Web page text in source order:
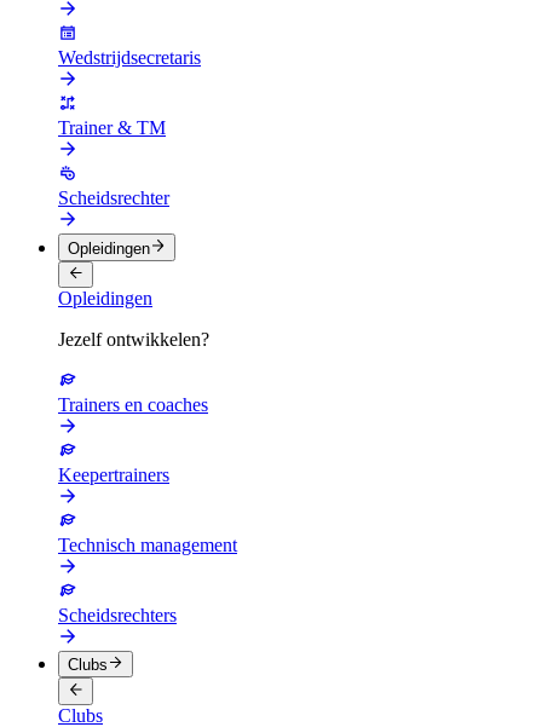
Wedstrijdsecretaris
Trainer & TM
Scheidsrechter
Opleidingen
Opleidingen
Jezelf ontwikkelen?
Trainers en coaches
Keepertrainers
Technisch management
Scheidsrechters
Clubs
Clubs